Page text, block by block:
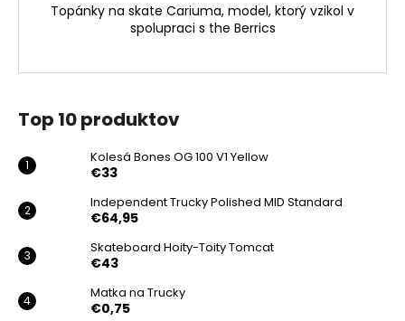
Topánky na skate Cariuma, model, ktorý vzikol v
spolupraci s the Berrics
Top 10 produktov
Kolesá Bones OG 100 V1 Yellow
€33
Independent Trucky Polished MID Standard
€64,95
Skateboard Hoity-Toity Tomcat
€43
Matka na Trucky
€0,75